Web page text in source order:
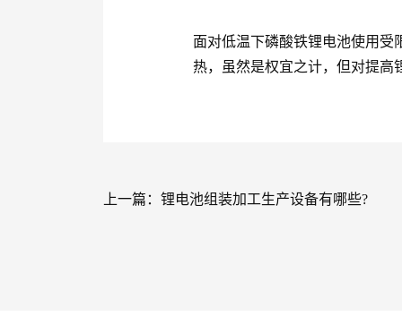
面对低温下磷酸铁锂电池使用受
热，虽然是权宜之计，但对提高
上一篇： 锂电池组装加工生产设备有哪些?